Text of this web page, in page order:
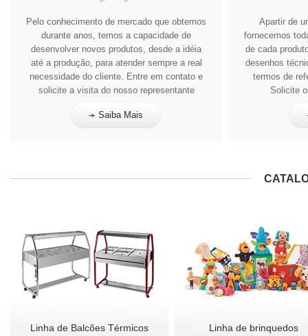
Pelo conhecimento de mercado que obtemos
durante anos, temos a capacidade de
desenvolver novos produtos, desde a idéia
até a produção, para atender sempre a real
necessidade do cliente. Entre em contato e
solicite a visita do nosso representante
Saiba Mais
Apartir de
fornecemos
de cada
desenhos
termos de
Solicite
Linha de Balcões Térmicos Linha de brinquedos